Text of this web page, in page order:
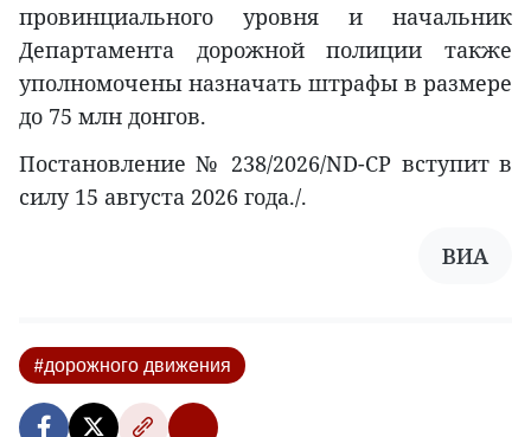
провинциального уровня и начальник
Департамента дорожной полиции также
уполномочены назначать штрафы в размере
до 75 млн донгов.
Постановление № 238/2026/ND-CP вступит в
силу 15 августа 2026 года./.
ВИА
#дорожного движения